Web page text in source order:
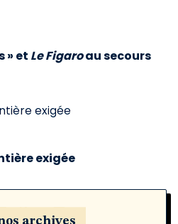
» et Le Figaroau secours
exigée
archives